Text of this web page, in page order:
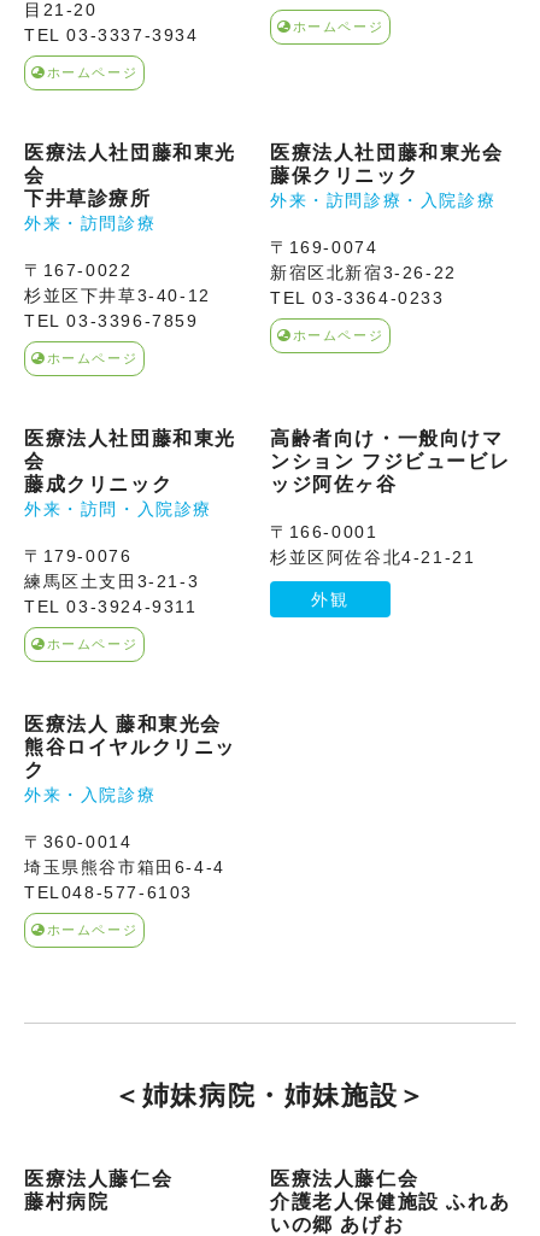
目21-20
TEL 03-3337-3934
ホームページ
ホームページ
医療法人社団藤和東光
会
下井草診療所
外来・訪問診療
〒167-0022
杉並区下井草3-40-12
TEL 03-3396-7859
ホームページ
医療法人社団藤和東光会
藤保クリニック
外来・訪問診療・入院診療
〒169-0074
新宿区北新宿3-26-22
TEL 03-3364-0233
ホームページ
医療法人社団藤和東光
会
藤成クリニック
外来・訪問・入院診療
〒179‐0076
練馬区土支田3-21‐3
TEL 03-3924-9311
ホームページ
高齢者向け・一般向けマ
ンション フジビュービレ
ッジ阿佐ヶ谷
〒166-0001
杉並区阿佐谷北4-21-21
外観
医療法人 藤和東光会
熊谷ロイヤルクリニッ
ク
外来・入院診療
〒360-0014
埼玉県熊谷市箱田6-4-4
TEL048-577-6103
ホームページ
＜姉妹病院・姉妹施設＞
医療法人藤仁会
藤村病院
医療法人藤仁会
介護老人保健施設 ふれあ
いの郷 あげお